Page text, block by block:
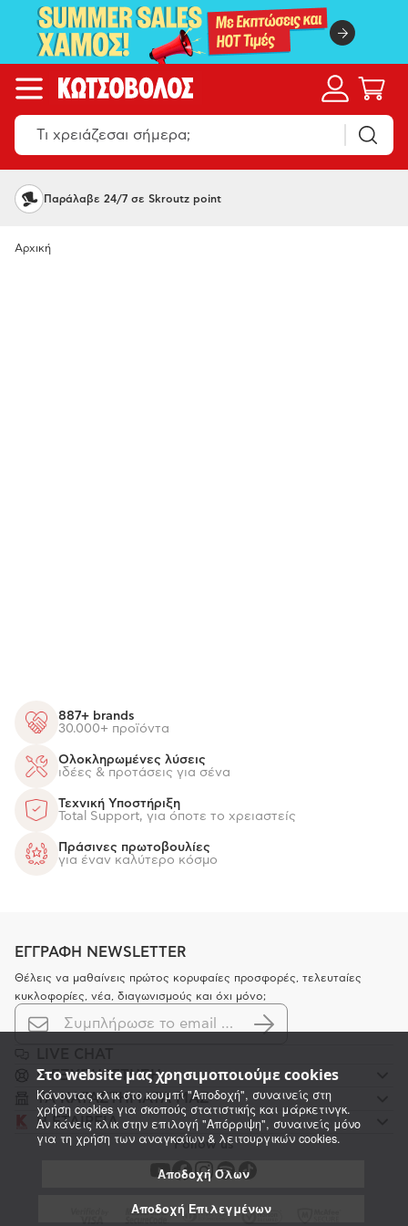
Στο website μας χρησιμοποιούμε cookies
Κάνοντας κλικ στο κουμπί "Αποδοχή", συναινείς στη
χρήση cookies για σκοπούς στατιστικής και μάρκετινγκ.
Αν κάνεις κλικ στην επιλογή "Απόρριψη", συναινείς μόνο
για τη χρήση των αναγκαίων & λειτουργικών cookies.
Αποδοχή Όλων
Αποδοχή Επιλεγμένων
Παράλαβε 24/7 σε Skroutz point
Αρχική
887+ brands
30.000+ προϊόντα
Ολοκληρωμένες λύσεις
ιδέες & προτάσεις για σένα
Τεχνική Υποστήριξη
Total Support, για όποτε το χρειαστείς
Πράσινες πρωτοβουλίες
για έναν καλύτερο κόσμο
ΕΓΓΡΑΦΗ NEWSLETTER
Θέλεις να μαθαίνεις πρώτος κορυφαίες προσφορές, τελευταίες
κυκλοφορίες, νέα, διαγωνισμούς και όχι μόνο;
K ΕΞΥΠΗΡΕΤΗΣΗ
ΤΑ ΚΑΤΑΣΤΗΜΑΤΑ ΜΑΣ
Η ΕΤΑΙΡΕΙΑ
Follow us